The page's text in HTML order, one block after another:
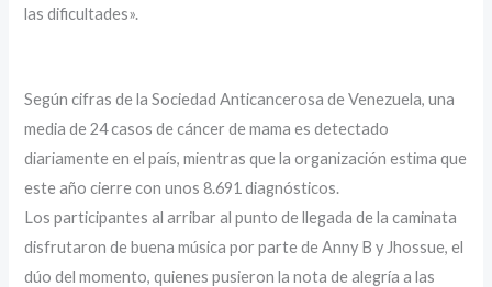
las dificultades».
Según cifras de la Sociedad Anticancerosa de Venezuela, una
media de 24 casos de cáncer de mama es detectado
diariamente en el país, mientras que la organización estima que
este año cierre con unos 8.691 diagnósticos.
Los participantes al arribar al punto de llegada de la caminata
disfrutaron de buena música por parte de Anny B y Jhossue, el
dúo del momento, quienes pusieron la nota de alegría a las